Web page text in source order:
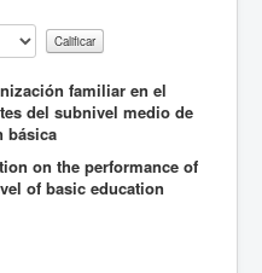
familiar en el
del subnivel medio de
básica
on the performance of
of basic education